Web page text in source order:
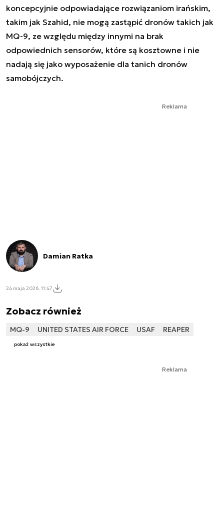
koncepcyjnie odpowiadające rozwiązaniom irańskim,
takim jak Szahid, nie mogą zastąpić dronów takich jak
MQ-9, ze względu między innymi na brak
odpowiednich sensorów, które są kosztowne i nie
nadają się jako wyposażenie dla tanich dronów
samobójczych.
Reklama
Damian Ratka
24 maja 2026, 11:47
Zobacz również
MQ-9 UNITED STATES AIR FORCE USAF REAPER
pokaż wszystkie
Reklama